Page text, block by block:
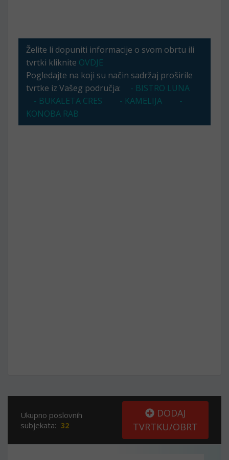
Želite li dopuniti informacije o svom obrtu ili
tvrtki kliknite OVDJE
Pogledajte na koji su način sadržaj proširile
tvrtke iz Vašeg područja:
- BISTRO LUNA
- BUKALETA CRES
- KAMELIJA
-
KONOBA RAB
Ukupno poslovnih
subjekata: 32
DODAJ
TVRTKU/OBRT